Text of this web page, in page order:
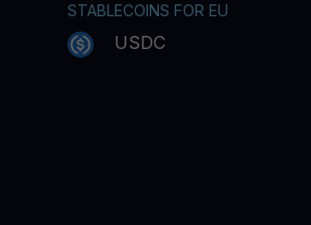
STABLECOINS FOR EU
USDC